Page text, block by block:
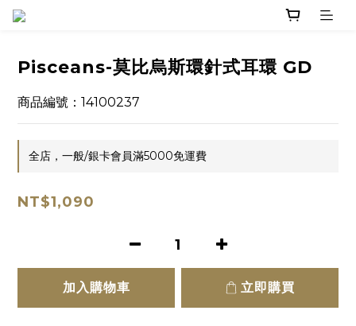
Pisceans-莫比烏斯環針式耳環 GD
商品編號：14100237
全店，一般/銀卡會員滿5000免運費
NT$1,090
加入購物車 立即購買